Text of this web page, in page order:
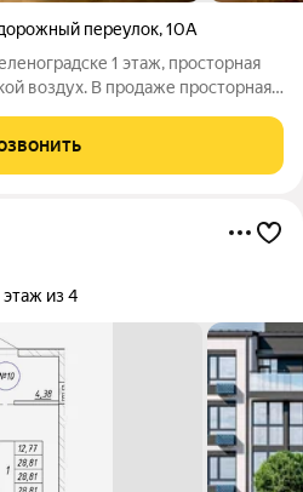
переулок,10А
1 этаж, просторная
воздух. В продаже просторная
этаж из 4